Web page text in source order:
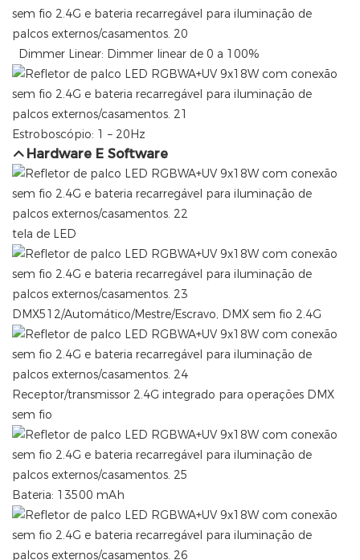
Dimmer Linear: Dimmer linear de 0 a 100%
Estroboscópio: 1 – 20Hz
Hardware E Software
tela de LED
DMX512/Automático/Mestre/Escravo, DMX sem fio 2.4G
Receptor/transmissor 2.4G integrado para operações DMX
sem fio
Bateria: 13500 mAh